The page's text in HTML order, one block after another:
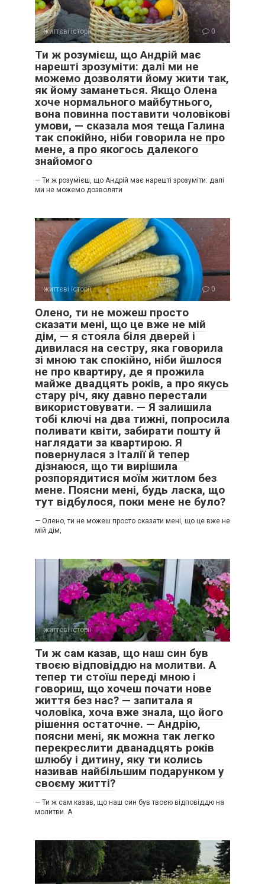
життєві історії 0
Ти ж розумієш, що Андрій має
нарешті зрозуміти: далі ми не
можемо дозволяти йому жити так,
як йому заманеться. Якщо Олена
хоче нормального майбутнього,
вона повинна поставити чоловікові
умови, — сказала моя теща Галина
так спокійно, ніби говорила не про
мене, а про якогось далекого
знайомого
— Ти ж розумієш, що Андрій має нарешті зрозуміти: далі
ми не можемо дозволяти
життєві історії 0
Олено, ти не можеш просто
сказати мені, що це вже не мій
дім, — я стояла біля дверей і
дивилася на сестру, яка говорила
зі мною так спокійно, ніби йшлося
не про квартиру, де я прожила
майже двадцять років, а про якусь
стару річ, яку давно перестали
використовувати. — Я залишила
тобі ключі на два тижні, попросила
поливати квіти, забирати пошту й
наглядати за квартирою. Я
повернулася з Італії й тепер
дізнаюся, що ти вирішила
розпорядитися моїм житлом без
мене. Поясни мені, будь ласка, що
тут відбулося, поки мене не було?
— Олено, ти не можеш просто сказати мені, що це вже не
мій дім,
життєві історії 0
Ти ж сам казав, що наш син був
твоєю відповіддю на молитви. А
тепер ти стоїш переді мною і
говориш, що хочеш почати нове
життя без нас? — запитала я
чоловіка, хоча вже знала, що його
рішення остаточне. — Андрію,
поясни мені, як можна так легко
перекреслити дванадцять років
шлюбу і дитину, яку ти колись
називав найбільшим подарунком у
своєму житті?
— Ти ж сам казав, що наш син був твоєю відповіддю на
молитви. А